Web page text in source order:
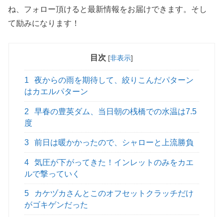
ね、フォロー頂けると最新情報をお届けできます。そし
て励みになります！
目次 [非表示]
1
夜からの雨を期待して、絞りこんだパターン
はカエルパターン
2
早春の豊英ダム、当日朝の桟橋での水温は7.5
度
3 前日は暖かかったので、シャローと上流勝負
4
気圧が下がってきた！インレットのみをカエ
ルで撃っていく
5
カケヅカさんとこのオフセットクラッチだけ
がゴキゲンだった